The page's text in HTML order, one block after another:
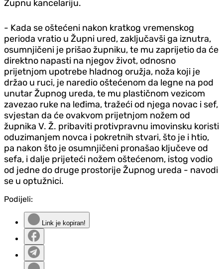
Župnu kancelariju.
- Kada se oštećeni nakon kratkog vremenskog
perioda vratio u Župni ured, zaključavši ga iznutra,
osumnjičeni je prišao župniku, te mu zaprijetio da će
direktno napasti na njegov život, odnosno
prijetnjom upotrebe hladnog oružja, noža koji je
držao u ruci, je naredio oštećenom da legne na pod
unutar Župnog ureda, te mu plastičnom vezicom
zavezao ruke na leđima, tražeći od njega novac i sef,
svjestan da će ovakvom prijetnjom nožem od
župnika V. Ž. pribaviti protivpravnu imovinsku koristi
oduzimanjem novca i pokretnih stvari, što je i htio,
pa nakon što je osumnjičeni pronašao ključeve od
sefa, i dalje prijeteći nožem oštećenom, istog vodio
od jedne do druge prostorije Župnog ureda - navodi
se u optužnici.
Podijeli:
Link je kopiran!